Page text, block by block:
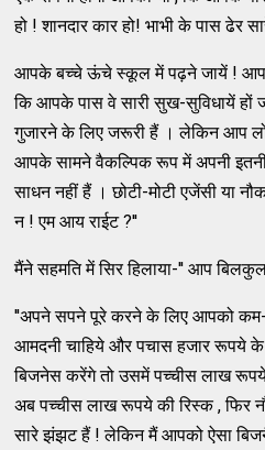
हो ! शानदार कार हो! भाभी के पास ढेर
आपके बच्चे ऊंचे स्कूल में पढ़ने जायें ! आप
कि आपके पास वे सारी सुख-सुविधायें
गुजारने के लिए जरूरी हैं । लेकिन आप
आपके सामने वैकल्पिक रूप में अपनी
साधन नहीं हैं । छोटी-मोटी एजेंसी या
न ! एम आय राईट ?''
मैंने सहमति में सिर हिलाया-'' आप
''अपने सपने पूरे करने के लिए आपको
आमदनी चाहिये और पचास हजार रूपये
बिजनेस करेंगे तो उसमें पच्चीस लाख
अब पच्चीस लाख रूपये की रिस्क , फिर
सारे झंझट हैं ! लेकिन मैं आपको ऐसा